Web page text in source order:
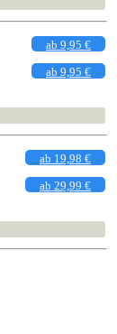
ab 9,95 €
ab 9,95 €
ab 19,98 €
ab 29,99 €